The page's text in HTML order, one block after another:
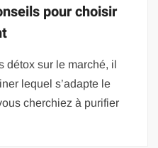
pour choisir
détox sur le marché, il
lequel s’adapte le
cherchiez à purifier